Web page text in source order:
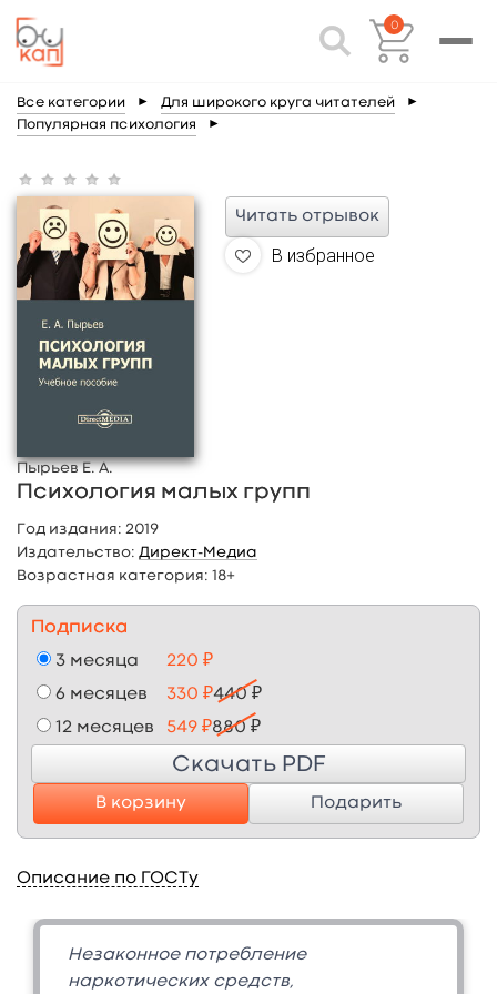
0
Все категории ► Для широкого круга читателей ►
Популярная психология ►
Читать отрывок
В избранное
Пырьев Е. А.
Психология малых групп
Год издания: 2019
Издательство: Директ-Медиа
Возрастная категория: 18+
Подписка
3 месяца 220 ₽
6 месяцев 330 ₽440 ₽
12 месяцев 549 ₽880 ₽
Скачать PDF
В корзину Подарить
Описание по ГОСТу
Незаконное потребление
наркотических средств,